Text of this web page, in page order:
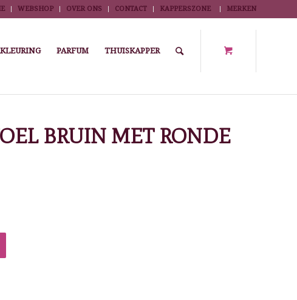
WEBSHOP OVER ONS CONTACT KAPPERSZONE MERKEN
PARFUM THUISKAPPER
BRUIN MET RONDE